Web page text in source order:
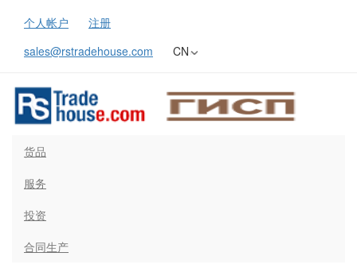
个人帐户
注册
sales@rstradehouse.com
CN
货品
服务
投资
合同生产